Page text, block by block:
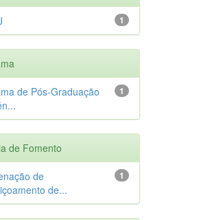
1
1
de Pós-Graduação
de Fomento
1
de
de...